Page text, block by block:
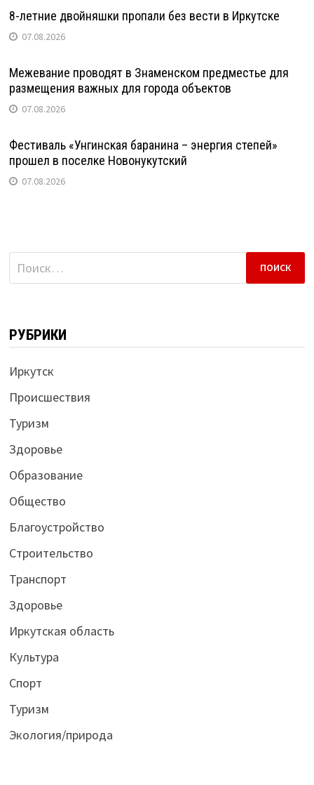
8-летние двойняшки пропали без вести в Иркутске
07.08.2026
Межевание проводят в Знаменском предместье для
размещения важных для города объектов
07.08.2026
Фестиваль «Унгинская баранина – энергия степей»
прошел в поселке Новонукутский
07.08.2026
Найти:
РУБРИКИ
Иркутск
Происшествия
Туризм
Здоровье
Образование
Общество
Благоустройство
Строительство
Транспорт
Здоровье
Иркутская область
Культура
Спорт
Туризм
Экология/природа